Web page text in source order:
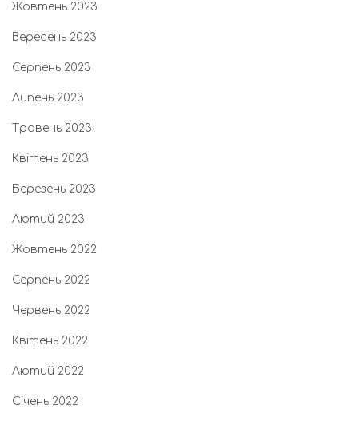
Жовтень 2023
Вересень 2023
Серпень 2023
Липень 2023
Травень 2023
Квітень 2023
Березень 2023
Лютий 2023
Жовтень 2022
Серпень 2022
Червень 2022
Квітень 2022
Лютий 2022
Січень 2022